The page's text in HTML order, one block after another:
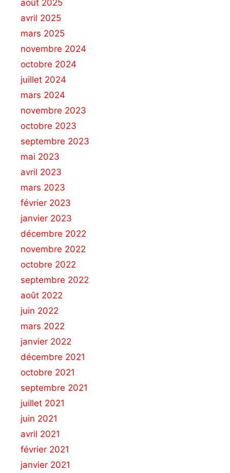
août 2025
avril 2025
mars 2025
novembre 2024
octobre 2024
juillet 2024
mars 2024
novembre 2023
octobre 2023
septembre 2023
mai 2023
avril 2023
mars 2023
février 2023
janvier 2023
décembre 2022
novembre 2022
octobre 2022
septembre 2022
août 2022
juin 2022
mars 2022
janvier 2022
décembre 2021
octobre 2021
septembre 2021
juillet 2021
juin 2021
avril 2021
février 2021
janvier 2021